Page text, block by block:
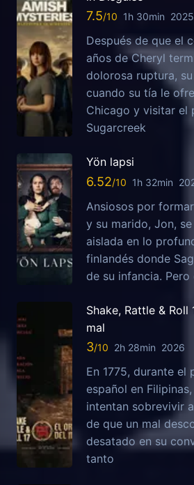
7.5 1h 30min 2025
Después de que el
años de Cheryl
dolorosa ruptura,
cuando su tía le
Chicago y visitar el
Sugarcreek
Yön lapsi
6.52 1h 32min
Ansiosos por
y su marido, Jon,
aislada en lo
finlandés donde
de su infancia.
Shake, Rattle & Roll
mal
3 2h 28min 2026
En 1775, durante el
español en
intentan sobrevivir
de que un mal
desatado en su
tanto